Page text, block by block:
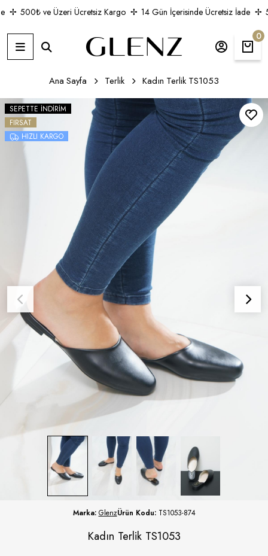
500₺ ve Üzeri Ücretsiz Kargo 14 Gün İçerisinde Ücretsiz İade
0
Ana Sayfa Terlik Kadın Terlik TS1053
SEPETTE İNDIRIM
FIRSAT
HIZLI KARGO
Marka: GlenzÜrün Kodu: TS1053-874
Kadın Terlik TS1053